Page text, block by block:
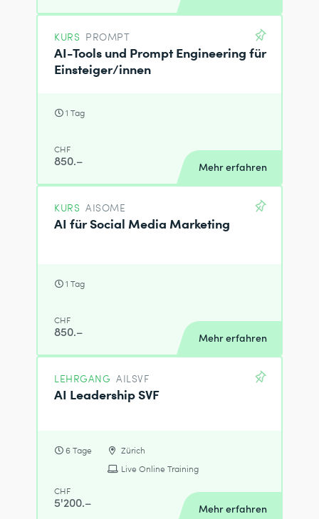
KURS PROMPT
AI-Tools und Prompt Engineering für
Einsteiger/innen
1 Tag
CHF
850.– Mehr erfahren
KURS AISOME
AI für Social Media Marketing
1 Tag
CHF
850.– Mehr erfahren
LEHRGANG AILSVF
AI Leadership SVF
6 Tage
Zürich
Live Online Training
CHF
5'200.– Mehr erfahren